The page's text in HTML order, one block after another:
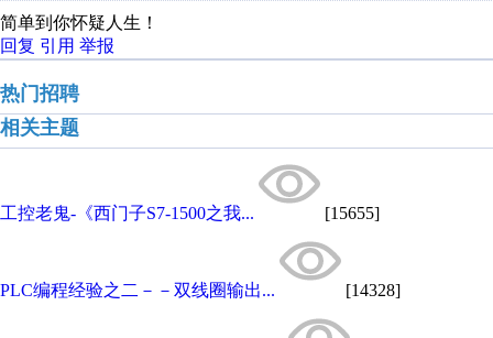
简单到你怀疑人生！
回复 引用 举报
热门招聘
相关主题
工控老鬼-《西门子S7-1500之我... [15655]
PLC编程经验之二－－双线圈输出... [14328]